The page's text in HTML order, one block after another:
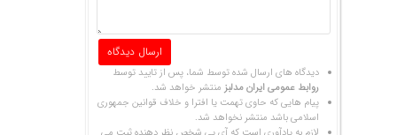
دیدگاه های ارسال شده توسط شما، پس از تایید توسط
روابط عمومی ایران مدلبز منتشر خواهد شد.
پیام هایی که حاوی تهمت یا افترا و خلاف قوانین جمهوری
اسلامی باشد منتشر نخواهد شد.